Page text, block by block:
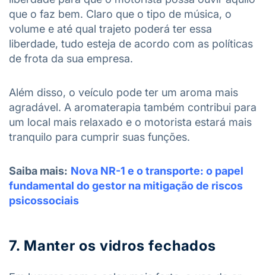
que o faz bem. Claro que o tipo de música, o
volume e até qual trajeto poderá ter essa
liberdade, tudo esteja de acordo com as políticas
de frota da sua empresa.
Além disso, o veículo pode ter um aroma mais
agradável. A aromaterapia também contribui para
um local mais relaxado e o motorista estará mais
tranquilo para cumprir suas funções.
Saiba mais: Nova NR-1 e o transporte: o papel
fundamental do gestor na mitigação de riscos
psicossociais
7. Manter os vidros fechados